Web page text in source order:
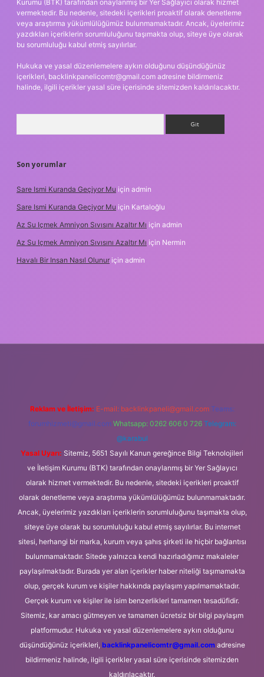
Kurumu (BTK) tarafından onaylanmış bir Yer Sağlayıcı olarak hizmet
vermektedir. Bu nedenle, sitedeki içerikleri proaktif olarak denetleme
veya araştırma yükümlülüğümüz bulunmamaktadır. Ancak, üyelerimiz
yazdıkları içeriklerin sorumluluğunu taşımakta olup, siteye üye olarak
bu sorumluluğu kabul etmiş sayılırlar.
Hukuka ve yasal düzenlemelere aykırı olduğunu düşündüğünüz
içerikleri, backlinkpanelicomtr@gmail.com adresine bildirmeniz
halinde, ilgili içerikler yasal süre içerisinde sitemizden kaldırılacaktır.
Son yorumlar
Sare Ismi Kuranda Geçiyor Mu için admin
Sare Ismi Kuranda Geçiyor Mu için Kartaloğlu
Az Su Içmek Amniyon Sıvısını Azaltır Mı için admin
Az Su Içmek Amniyon Sıvısını Azaltır Mı için Nermin
Havalı Bir Insan Nasıl Olunur için admin
Reklam ve İletişim: E-mail: backlinkpaneli@gmail.com Teams:
forumhizmeti@gmail.com Whatsapp: 0262 606 0 726 Telegram:
@karabul
Yasal Uyarı: Sitemiz, 5651 Sayılı Kanun gereğince Bilgi Teknolojileri
ve İletişim Kurumu (BTK) tarafından onaylanmış bir Yer Sağlayıcı
olarak hizmet vermektedir. Bu nedenle, sitedeki içerikleri proaktif
olarak denetleme veya araştırma yükümlülüğümüz bulunmamaktadır.
Ancak, üyelerimiz yazdıkları içeriklerin sorumluluğunu taşımakta olup,
siteye üye olarak bu sorumluluğu kabul etmiş sayılırlar. Bu internet
sitesi, herhangi bir marka, kurum veya şahıs şirketi ile hiçbir bağlantısı
bulunmamaktadır. Sitede yalnızca kendi hazırladığımız makaleler
paylaşılmaktadır. Burada yer alan içerikler haber niteliği taşımamakta
olup, gerçek kurum ve kişiler hakkında paylaşım yapılmamaktadır.
Gerçek kurum ve kişiler ile isim benzerlikleri tamamen tesadüfidir.
Sitemiz, kar amacı gütmeyen ve tamamen ücretsiz bir bilgi paylaşım
platformudur. Hukuka ve yasal düzenlemelere aykırı olduğunu
düşündüğünüz içerikleri, backlinkpanelicomtr@gmail.comadresine
bildirmeniz halinde, ilgili içerikler yasal süre içerisinde sitemizden
kaldırılacaktır.